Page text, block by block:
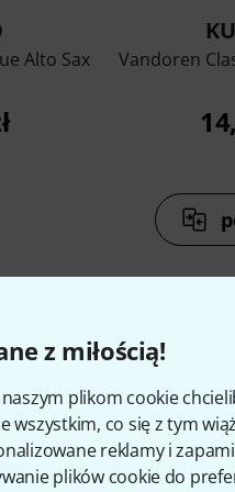
z miłością!
naszym plikom cookie
wszystkim, co się z tym
reklamy i
plików cookie do
Alto Sax
Vandoren
i